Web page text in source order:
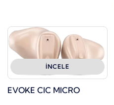
İNCELE
EVOKE CIC MICRO